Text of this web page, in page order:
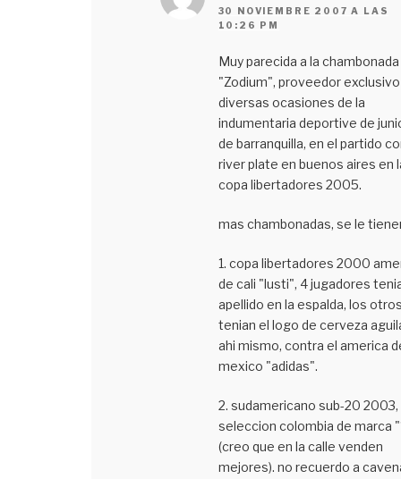
30 NOVIEMBRE 2007 A LAS
10:26 PM
Muy parecida a la
"Zodium", proveedor
diversas ocasiones de la
indumentaria deportive de
de barranquilla, en el partido
river plate en buenos aires en
copa libertadores 2005.
mas chambonadas, se le
1. copa libertadores 2000
de cali "lusti", 4 jugadores
apellido en la espalda, los
tenian el logo de cerveza
ahi mismo, contra el america
mexico "adidas".
2. sudamericano sub-20 2003,
seleccion colombia de marca
(creo que en la calle venden
mejores). no recuerdo a